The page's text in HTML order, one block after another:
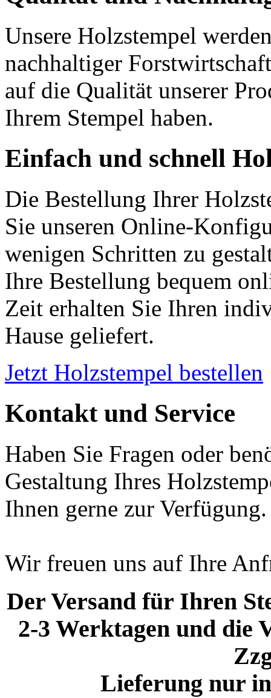
Unsere Holzstempel
nachhaltiger
auf die Qualität unserer
Ihrem Stempel haben.
Einfach und schnell
Die Bestellung Ihrer
Sie unseren Online-
wenigen Schritten zu
Ihre Bestellung bequem
Zeit erhalten Sie Ihren
Hause geliefert.
Jetzt Holzstempel bestellen
Kontakt und Service
Haben Sie Fragen oder
Gestaltung Ihres
Ihnen gerne zur
Wir freuen uns auf Ihre
Der Versand für Ihren
2-3 Werktagen und die
Lieferung nur